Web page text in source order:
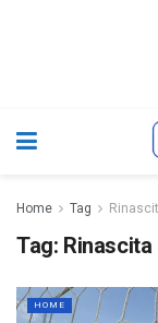
Home Tag
Tag: Rinascita
HOME